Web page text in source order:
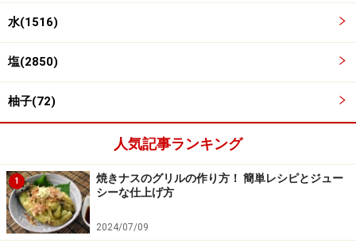
水(1516)
塩(2850)
柚子(72)
人気記事ランキング
1
焼きナスのグリルの作り方！ 簡単レシピとジュー
シーな仕上げ方
2024/07/09